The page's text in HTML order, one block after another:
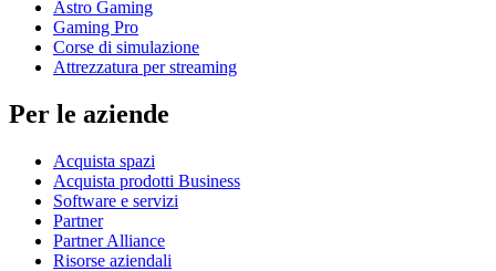
Astro Gaming
Gaming Pro
Corse di simulazione
Attrezzatura per streaming
Per le aziende
Acquista spazi
Acquista prodotti Business
Software e servizi
Partner
Partner Alliance
Risorse aziendali